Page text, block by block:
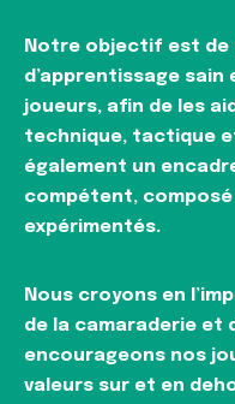
Notre objectif est de
d’apprentissage
joueurs, afin de les
technique, tactique
également un
compétent,
expérimentés.
Nous croyons en
de la camaraderie et
encourageons nos
valeurs sur et en